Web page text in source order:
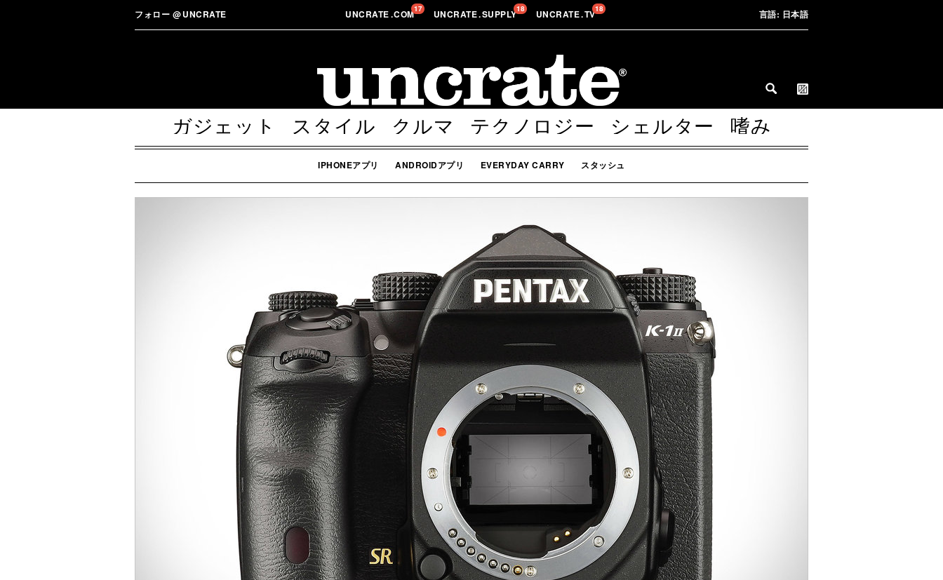
フォロー @UNCRATE UNCRATE.COM17 UNCRATE.SUPPLY18 UNCRATE.TV18 言語: 日本語
ガジェット スタイル クルマ テクノロジー シェルター
嗜み
ボディー
その他
IPHONEアプリ ANDROIDアプリ EVERYDAY CARRY スタッシュ